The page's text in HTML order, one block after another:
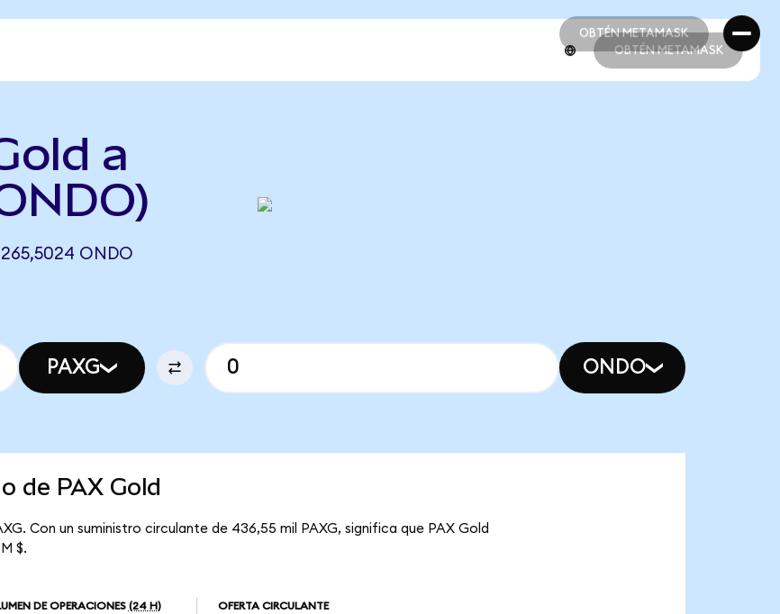
OBTÉN METAMASK
OBTÉN METAMASK
OBTÉN METAMASK
a
ONDO
PAXG ONDO
de PAX Gold
Con un suministro circulante de 436,55 mil PAXG, significa que PAX Gold
$.
DE OPERACIONES (24 H) OFERTA CIRCULANTE